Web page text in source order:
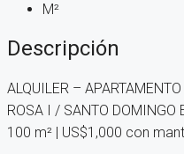
M²
Descripción
ALQUILER –
ROSA I / SANTO DOMINGO
100 m² | US$1,000 con